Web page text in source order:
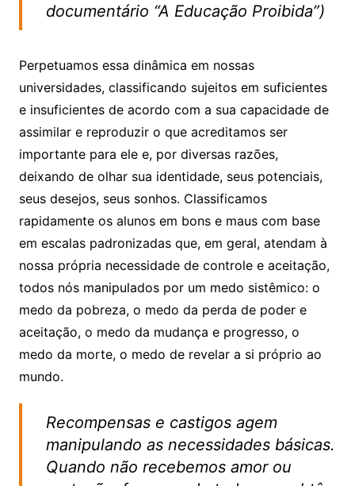
documentário “A Educação Proibida”)
Perpetuamos essa dinâmica em nossas
universidades, classificando sujeitos em suficientes
e insuficientes de acordo com a sua capacidade de
assimilar e reproduzir o que acreditamos ser
importante para ele e, por diversas razões,
deixando de olhar sua identidade, seus potenciais,
seus desejos, seus sonhos. Classificamos
rapidamente os alunos em bons e maus com base
em escalas padronizadas que, em geral, atendam à
nossa própria necessidade de controle e aceitação,
todos nós manipulados por um medo sistêmico: o
medo da pobreza, o medo da perda de poder e
aceitação, o medo da mudança e progresso, o
medo da morte, o medo de revelar a si próprio ao
mundo.
Recompensas e castigos agem
manipulando as necessidades básicas.
Quando não recebemos amor ou